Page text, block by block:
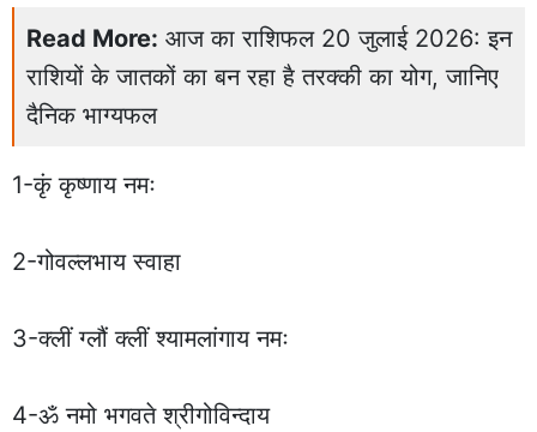
Read More: आज का राशिफल 20 जुलाई 2026: इन
राशियों के जातकों का बन रहा है तरक्की का योग, जानिए
दैनिक भाग्यफल
1-कृं कृष्णाय नमः
2-गोवल्लभाय स्वाहा
3-क्लीं ग्लौं क्लीं श्यामलांगाय नमः
4-ॐ नमो भगवते श्रीगोविन्दाय